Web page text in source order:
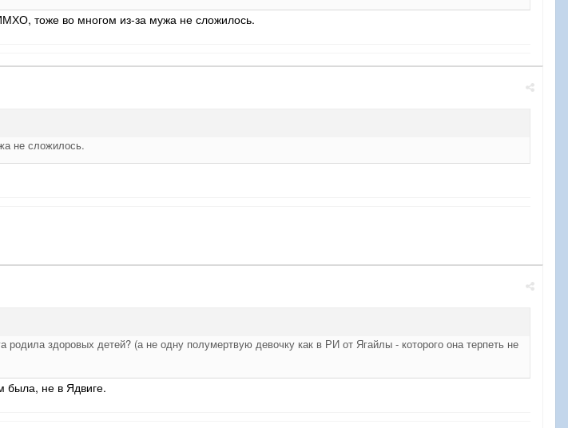
тоже во многом из-за мужа не сложилось.
не сложилось.
здоровых детей? (а не одну полумертвую девочку как в РИ от Ягайлы - которого она терпеть не
была, не в Ядвиге.